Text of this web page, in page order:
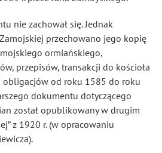
nie zachował się. Jednak
przechowano jego kopię
ormiańskiego,
przepisów, transakcji do kościoła
obligacjów od roku 1585 do roku
dokumentu dotyczącego
został opublikowany w drugim
z 1920 r. (w opracowaniu